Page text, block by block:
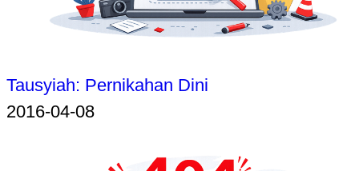
Tausyiah: Pernikahan Dini
2016-04-08